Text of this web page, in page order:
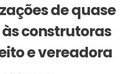
de quase
às construtoras
e vereadora